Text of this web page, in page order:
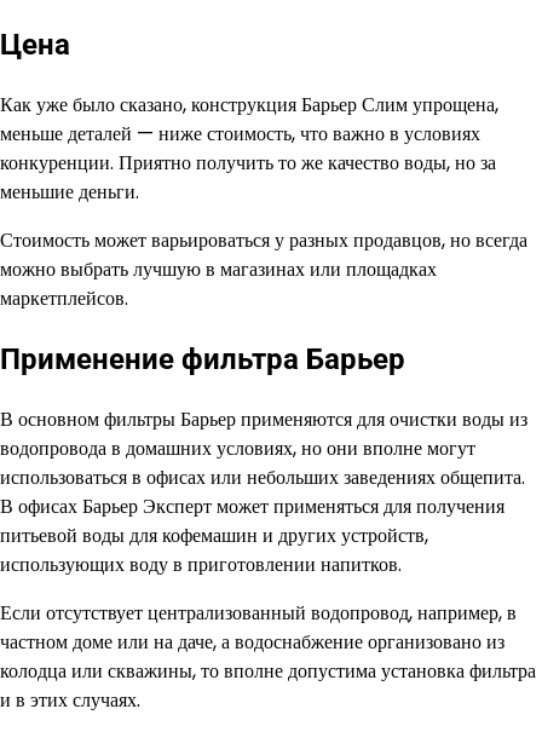
Цена
Как уже было сказано, конструкция Барьер Слим упрощена,
меньше деталей — ниже стоимость, что важно в условиях
конкуренции. Приятно получить то же качество воды, но за
меньшие деньги.
Стоимость может варьироваться у разных продавцов, но всегда
можно выбрать лучшую в магазинах или площадках
маркетплейсов.
Применение фильтра Барьер
В основном фильтры Барьер применяются для очистки воды из
водопровода в домашних условиях, но они вполне могут
использоваться в офисах или небольших заведениях общепита.
В офисах Барьер Эксперт может применяться для получения
питьевой воды для кофемашин и других устройств,
использующих воду в приготовлении напитков.
Если отсутствует централизованный водопровод, например, в
частном доме или на даче, а водоснабжение организовано из
колодца или скважины, то вполне допустима установка фильтра
и в этих случаях.